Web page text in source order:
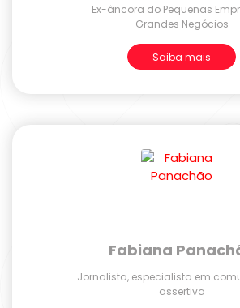
Ex-âncora do Pequenas
Grandes Negócios
Saiba mais
Fabiana
Jornalista, especialista em
assertiva